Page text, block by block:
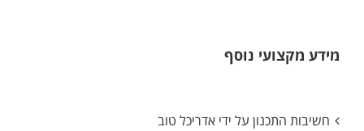
מידע מקצועי נוסף
חשיבות התכנון על ידי אדריכל טוב